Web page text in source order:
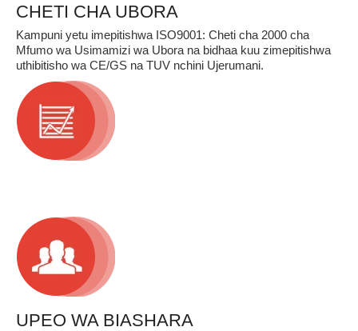
CHETI CHA UBORA
Kampuni yetu imepitishwa ISO9001: Cheti cha 2000 cha
Mfumo wa Usimamizi wa Ubora na bidhaa kuu zimepitishwa
uthibitisho wa CE/GS na TUV nchini Ujerumani.
UPEO WA BIASHARA